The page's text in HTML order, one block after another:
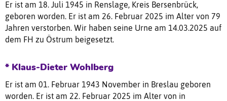
Er ist am 18. Juli 1945 in Renslage, Kreis Bersenbrück,
geboren worden. Er ist am 26. Februar 2025 im Alter von 79
Jahren verstorben. Wir haben seine Urne am 14.03.2025 auf
dem FH zu Östrum beigesetzt.
* Klaus-Dieter Wohlberg
Er ist am 01. Februar 1943 November in Breslau geboren
worden. Er ist am 22. Februar 2025 im Alter von in